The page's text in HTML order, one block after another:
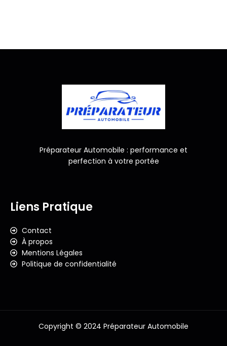
Préparateur Automobile : performance et
perfection à votre portée
Liens Pratique
Contact
À propos
Mentions Légales
Politique de confidentialité
Copyright © 2024 Préparateur Automobile